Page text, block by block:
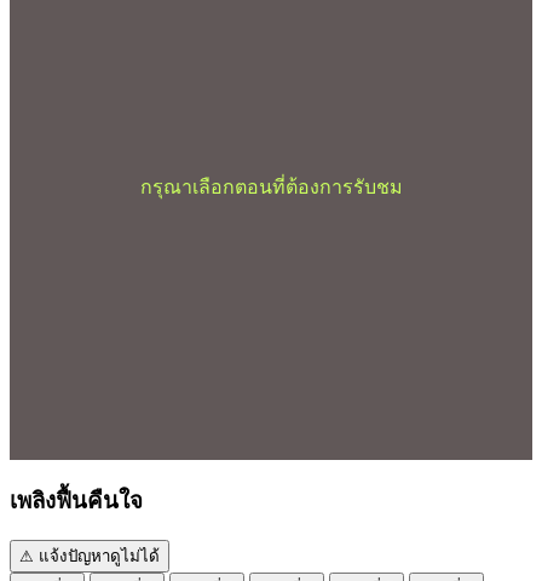
กรุณาเลือกตอนที่ต้องการรับชม
เพลิงฟื้นคืนใจ
⚠ แจ้งปัญหาดูไม่ได้